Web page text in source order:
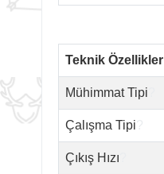
Teknik Özellikler
Mühimmat Tipi
Çalışma Tipi
Çıkış Hızı